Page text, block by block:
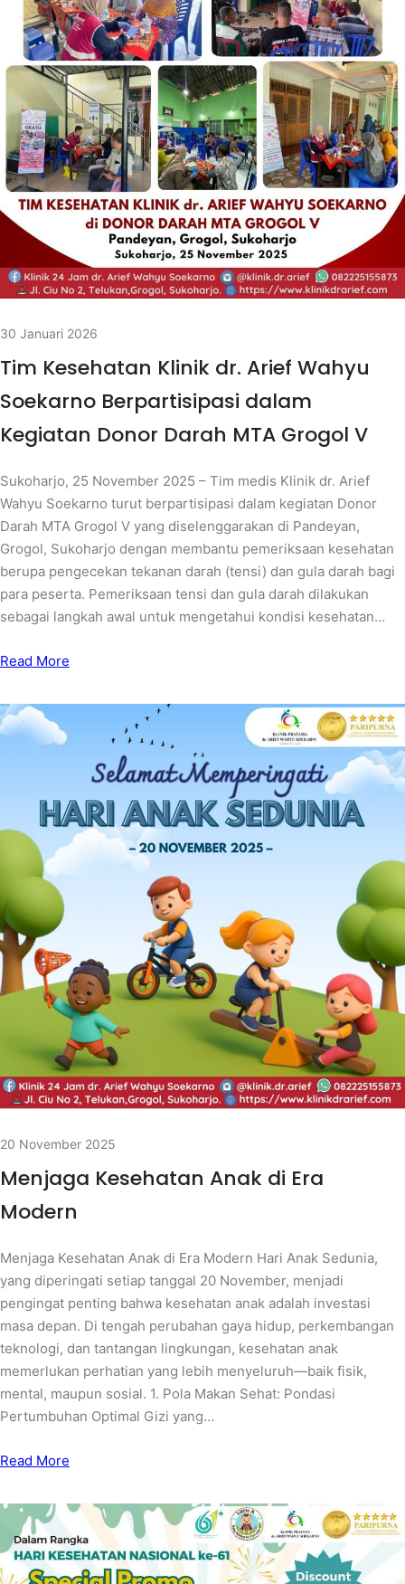
30 Januari 2026
Tim Kesehatan Klinik dr. Arief Wahyu
Soekarno Berpartisipasi dalam
Kegiatan Donor Darah MTA Grogol V
Sukoharjo, 25 November 2025 – Tim medis Klinik dr. Arief
Wahyu Soekarno turut berpartisipasi dalam kegiatan Donor
Darah MTA Grogol V yang diselenggarakan di Pandeyan,
Grogol, Sukoharjo dengan membantu pemeriksaan kesehatan
berupa pengecekan tekanan darah (tensi) dan gula darah bagi
para peserta. Pemeriksaan tensi dan gula darah dilakukan
sebagai langkah awal untuk mengetahui kondisi kesehatan…
Read More
20 November 2025
Menjaga Kesehatan Anak di Era
Modern
Menjaga Kesehatan Anak di Era Modern Hari Anak Sedunia,
yang diperingati setiap tanggal 20 November, menjadi
pengingat penting bahwa kesehatan anak adalah investasi
masa depan. Di tengah perubahan gaya hidup, perkembangan
teknologi, dan tantangan lingkungan, kesehatan anak
memerlukan perhatian yang lebih menyeluruh—baik fisik,
mental, maupun sosial. 1. Pola Makan Sehat: Pondasi
Pertumbuhan Optimal Gizi yang…
Read More